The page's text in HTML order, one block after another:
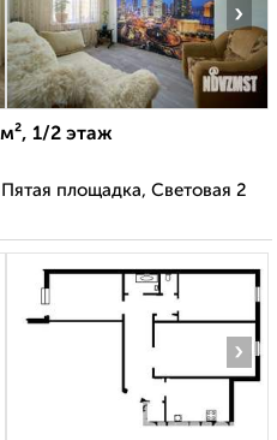
›
1/2 этаж
площадка, Световая 2
›